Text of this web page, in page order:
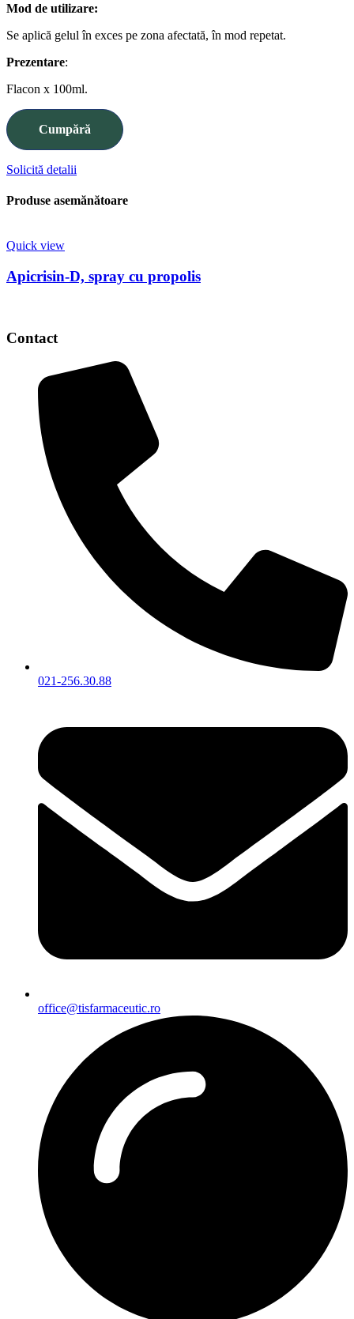
Mod de utilizare:
Se aplică gelul în exces pe zona afectată, în mod repetat.
Prezentare:
Flacon x 100ml.
Cumpără
Solicită detalii
Produse asemănătoare
Quick view
Apicrisin-D, spray cu propolis
Contact
021-256.30.88
office@tisfarmaceutic.ro